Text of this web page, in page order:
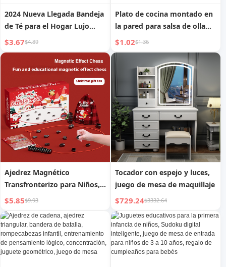
2024 Nueva Llegada Bandeja
de Té para el Hogar Lujo
Accesible Pequeño Drenaje
de Agua Almacenamiento
Mesa de Té Kung Fu Juego
de Té Jarra de Té Bandeja de
Mesa de Té
$3.67$4.89
Plato de cocina montado en
la pared para salsa de olla
caliente, plato de salsa de
soja, plato de guarnición de
almacenamiento, fantástico
juego de mesa de cocina,
plato compartimentado,
plato pequeño
$1.02$1.36
Ajedrez Magnético
Transfronterizo para Niños,
Juego de Mesa para Dos
Jugadores, Juguete de
Entrenamiento de
Pensamiento Lógico, Ajedrez
de Batalla Magnética Casual
$5.85$9.93
Tocador con espejo y luces,
juego de mesa de maquillaje
$729.24$3332.64